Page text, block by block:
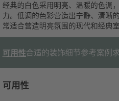
经典的白色采用明亮、温暖的色调
力。低调的色彩营造出宁静、清晰
常适合营造明亮氛围的现代和经典室
可用性合适的装饰细节参考案例
可用性